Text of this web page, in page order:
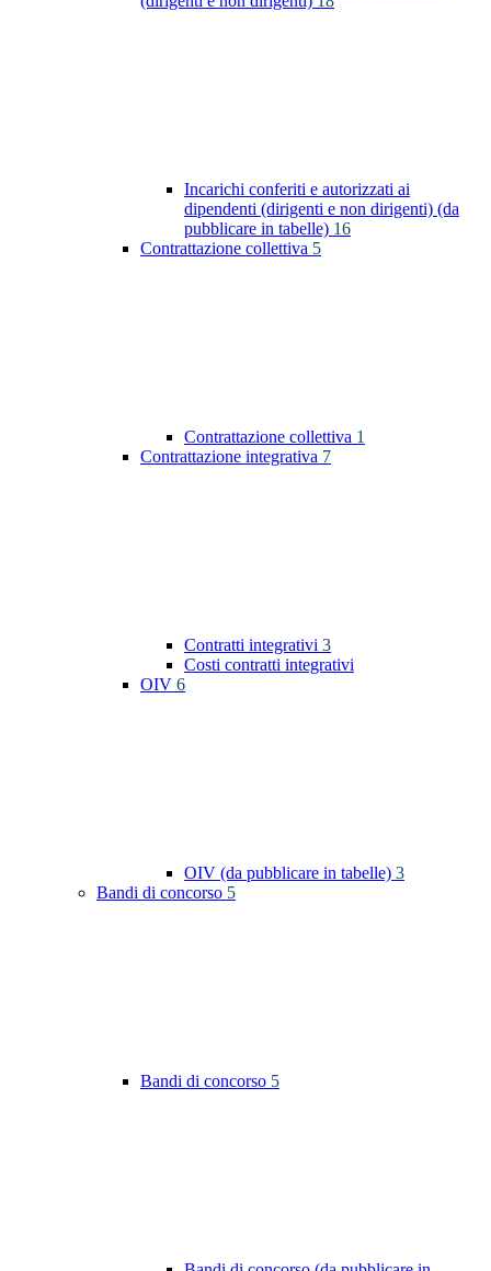
Incarichi conferiti e autorizzati ai
dipendenti (dirigenti e non dirigenti) (da
pubblicare in tabelle) 16
Contrattazione collettiva 5
Contrattazione collettiva 1
Contrattazione integrativa 7
Contratti integrativi 3
Costi contratti integrativi
OIV 6
OIV (da pubblicare in tabelle) 3
Bandi di concorso 5
Bandi di concorso 5